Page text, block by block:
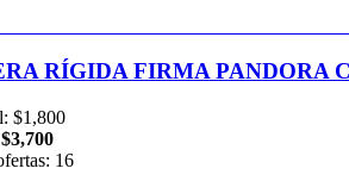
RÍGIDA FIRMA PANDORA
$1,800
$3,700
16